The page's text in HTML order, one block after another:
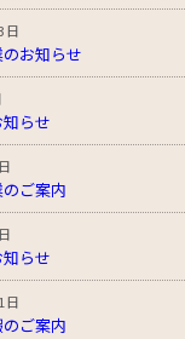
日
お知らせ
らせ
ご案内
らせ
日
ご案内